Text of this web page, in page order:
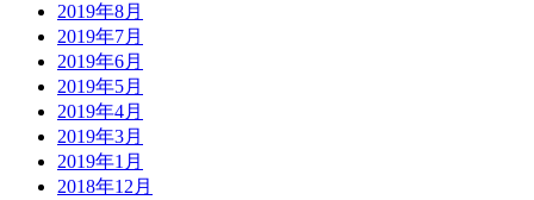
2019年8月
2019年7月
2019年6月
2019年5月
2019年4月
2019年3月
2019年1月
2018年12月